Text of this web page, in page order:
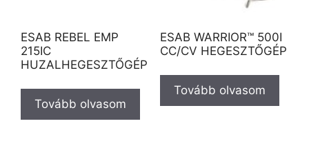
ESAB REBEL EMP
215IC
HUZALHEGESZTŐGÉP
Tovább olvasom
ESAB WARRIOR™ 500I
CC/CV HEGESZTŐGÉP
Tovább olvasom